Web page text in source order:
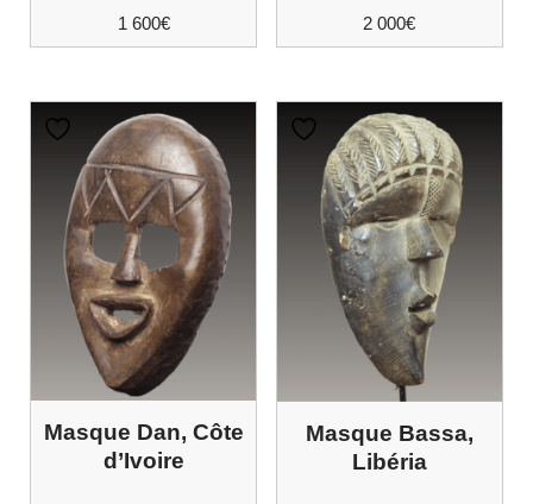
1 600€ 2 000€
Masque Dan, Côte
d’Ivoire
Masque Bassa,
Libéria